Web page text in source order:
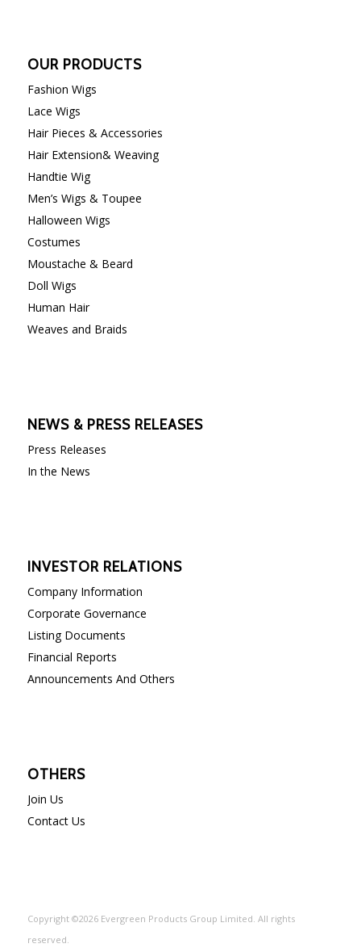
OUR PRODUCTS
Fashion Wigs
Lace Wigs
Hair Pieces & Accessories
Hair Extension& Weaving
Handtie Wig
Men’s Wigs & Toupee
Halloween Wigs
Costumes
Moustache & Beard
Doll Wigs
Human Hair
Weaves and Braids
NEWS & PRESS RELEASES
Press Releases
In the News
INVESTOR RELATIONS
Company Information
Corporate Governance
Listing Documents
Financial Reports
Announcements And Others
OTHERS
Join Us
Contact Us
Copyright ©2026 Evergreen Products Group Limited. All rights
reserved.